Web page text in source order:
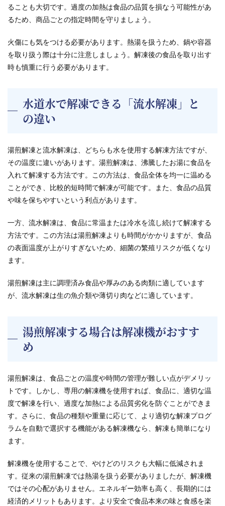
ることも大切です。過度の加熱は食品の品質を損なう可能性があ
るため、商品ごとの指定時間を守りましょう。
火傷にも気をつける必要があります。熱湯を扱うため、鍋や容器
を取り扱う際は十分に注意しましょう。解凍後の食品を取り出す
時も慎重に行う必要があります。
水道水で解凍できる「流水解凍」と
の違い
湯煎解凍と流水解凍は、どちらも水を使用する解凍方法ですが、
その温度に違いがあります。湯煎解凍は、沸騰したお湯に食品を
入れて解凍する方法です。この方法は、食品全体を均一に温める
ことができ、比較的短時間で解凍が可能です。また、食品の品質
や味を保ちやすいという利点があります。
一方、流水解凍は、食品に常温または冷水を流し続けて解凍する
方法です。この方法は湯煎解凍よりも時間がかかりますが、食品
の表面温度が上がりすぎないため、細菌の繁殖リスクが低くなり
ます。
湯煎解凍は主に調理済み食品や厚みのある肉類に適しています
が、流水解凍は生の魚介類や薄切り肉などに適しています。
湯煎解凍する場合は解凍機がおすす
め
湯煎解凍は、食品ごとの温度や時間の管理が難しい点がデメリッ
トです。しかし、専用の解凍機を使用すれば、食品に、適切な温
度で解凍を行い、過度な加熱による品質劣化を防ぐことができま
す。さらに、食品の種類や重量に応じて、より適切な解凍プログ
ラムを自動で選択する機能がある解凍機なら、解凍も簡単になり
ます。
解凍機を使用することで、やけどのリスクも大幅に低減されま
す。従来の湯煎解凍では熱湯を扱う必要がありましたが、解凍機
ではその心配がありません。エネルギー効率も高く、長期的には
経済的メリットもあります。より安全で食品本来の味と食感を楽